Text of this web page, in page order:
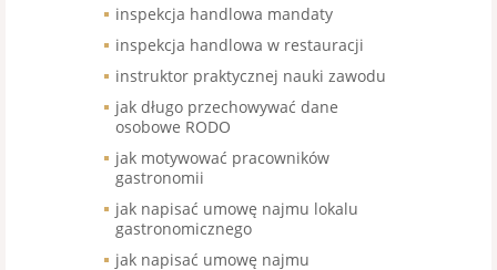
inspekcja handlowa mandaty
inspekcja handlowa w restauracji
instruktor praktycznej nauki zawodu
jak długo przechowywać dane
osobowe RODO
jak motywować pracowników
gastronomii
jak napisać umowę najmu lokalu
gastronomicznego
jak napisać umowę najmu